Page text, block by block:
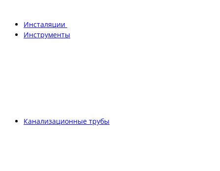
Инсталяции
Инструменты
Канализационные трубы